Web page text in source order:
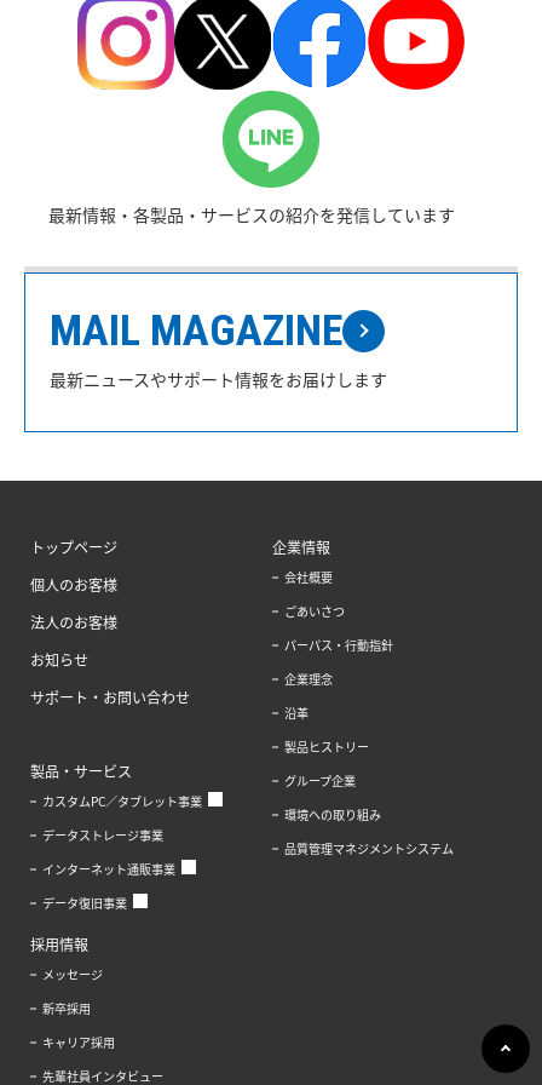
最新情報・各製品・サービスの紹介を発信しています
MAIL MAGAZINE
最新ニュースやサポート情報をお届けします
トップページ
個人のお客様
法人のお客様
お知らせ
サポート・お問い合わせ
製品・サービス
カスタムPC／タブレット事業
データストレージ事業
インターネット通販事業
データ復旧事業
企業情報
会社概要
ごあいさつ
パーパス・行動指針
企業理念
沿革
製品ヒストリー
グループ企業
環境への取り組み
品質管理マネジメントシステム
採用情報
メッセージ
新卒採用
キャリア採用
先輩社員インタビュー